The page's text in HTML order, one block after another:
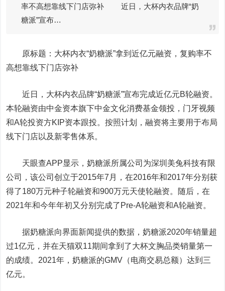
率不高想靠线下门店弥补 近日，大杯内衣品牌“奶
糖派”宣布…
原标题：大杯内衣“奶糖派”拿到近亿元融资，复购率不
高想靠线下门店弥补
近日，大杯内衣品牌“奶糖派”宣布完成近亿元B轮融资。
本轮融资由中金资本旗下中金文化消费基金领投，门牙视频
和A轮投资方KIP资本跟投。按照计划，融资将主要用于布局
线下门店以及新零售体系。
天眼查APP显示，奶糖派所属公司为深圳美兔科技有限
公司，该公司创立于2015年7月，在2016年和2017年分别获
得了180万元种子轮融资和900万元天使轮融资。随后，在
2021年和今年年初又分别完成了Pre-A轮融资和A轮融资。
据奶糖派向界面新闻提供的数据，奶糖派2020年销量超
过1亿元，并在天猫双11期间拿到了大杯文胸品类销量第一
的成绩。2021年，奶糖派的GMV（电商交易总额）达到三
亿元。